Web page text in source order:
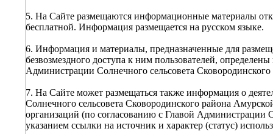
5. На Сайте размещаются информационные материалы
бесплатной. Информация размещается на русском языке.
6. Информация и материалы, предназначенные для
безвозмездного доступа к ним пользователей,
Администрации Солнечного сельсовета
7. На Сайте может размещаться также информация о
Солнечного сельсовета Сковородинского района
организаций (по согласованию с Главой Администрации
указанием ссылки на источник и характер (статус)